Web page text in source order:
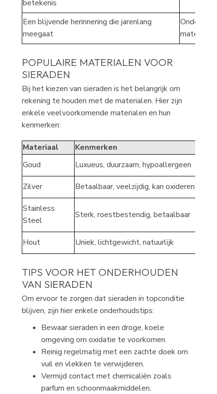
betekenis
Een blijvende herinnering die jarenlang
meegaat
materialen
POPULAIRE MATERIALEN VOOR
SIERADEN
Bij het kiezen van sieraden is het belangrijk om
rekening te houden met de materialen. Hier zijn
enkele veelvoorkomende materialen en hun
kenmerken:
Materiaal Kenmerken
Goud
Luxueus, duurzaam, hypoallergeen
Zilver Betaalbaar, veelzijdig, kan oxideren
Stainless
Steel
Sterk, roestbestendig, betaalbaar
Hout Uniek, lichtgewicht, natuurlijk
TIPS VOOR HET ONDERHOUDEN
VAN SIERADEN
Om ervoor te zorgen dat sieraden in topconditie
blijven, zijn hier enkele onderhoudstips:
Bewaar sieraden in een droge, koele
omgeving om oxidatie te voorkomen.
Reinig regelmatig met een zachte doek om
vuil en vlekken te verwijderen.
Vermijd contact met chemicaliën zoals
parfum en schoonmaakmiddelen.